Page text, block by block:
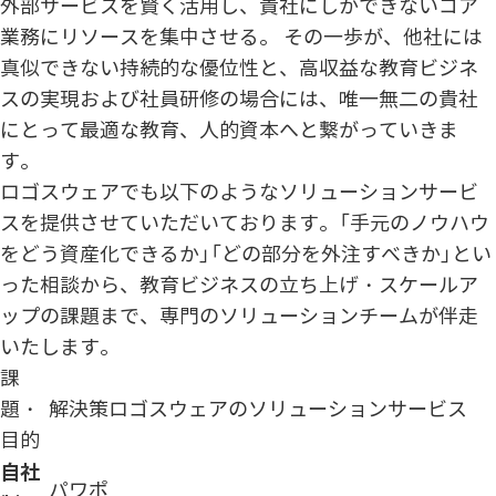
外部サービスを賢く活用し、貴社にしかできないコア
業務にリソースを集中させる。 その一歩が、他社には
真似できない持続的な優位性と、高収益な教育ビジネ
スの実現および社員研修の場合には、唯一無二の貴社
にとって最適な教育、人的資本へと繋がっていきま
す。
ロゴスウェアでも以下のようなソリューションサービ
スを提供させていただいております。「手元のノウハウ
をどう資産化できるか」「どの部分を外注すべきか」とい
った相談から、教育ビジネスの立ち上げ・スケールア
ップの課題まで、専門のソリューションチームが伴走
いたします。
課
題・
目的
解決策ロゴスウェアのソリューションサービス
自社
パワポ